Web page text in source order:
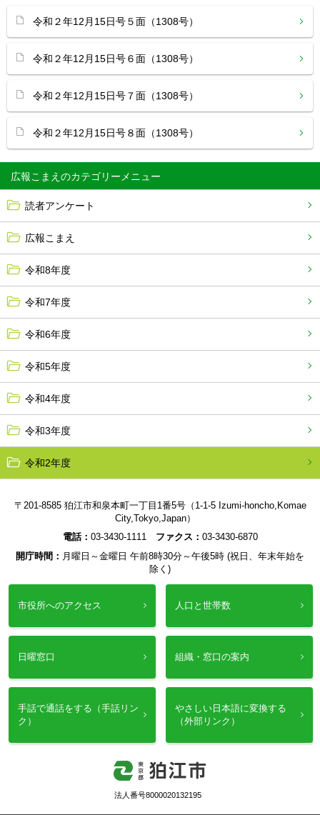
広報こまえ
読者アンケート
広報こまえ
令和8年度
令和7年度
令和6年度
令和5年度
令和4年度
令和3年度
令和2年度
令和２年12月15日号５面（1308号）
令和２年12月15日号６面（1308号）
令和２年12月15日号７面（1308号）
令和２年12月15日号８面（1308号）
〒201-8585 狛江市和泉本町一丁目1番5号（1-1-5 Izumi-honcho,Komae
City,Tokyo,Japan）
電話： 03-3430-1111 ファクス： 03-3430-6870
開庁時間： 月曜日～金曜日 午前8時30分～午後5時 (祝日、年末年始を
除く)
市役所へのアクセス 人口と世帯数
日曜窓口 組織・窓口の案内
手話で通話をする（手話リン
ク）
やさしい日本語に変換する
（外部リンク）
法人番号8000020132195